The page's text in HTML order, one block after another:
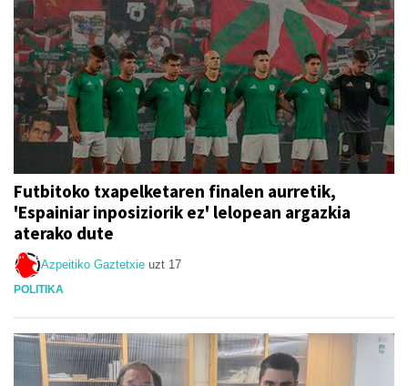
Futbitoko txapelketaren finalen aurretik,
'Espainiar inposiziorik ez' lelopean argazkia
aterako dute
Azpeitiko Gaztetxie uzt 17
POLITIKA